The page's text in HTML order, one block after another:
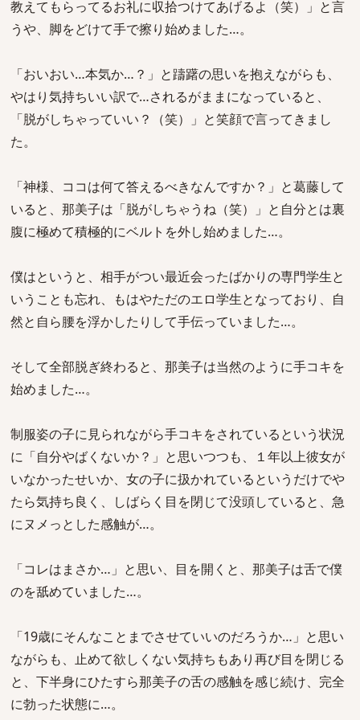
教えてもらってるお礼に収拾つけてあげるよ（笑）」と言
うや、脚をどけて手で擦り始めました…。
「おいおい…本気か…？」と躊躇の思いを抱えながらも、
やはり気持ちいい訳で…されるがままになっていると、
「脱がしちゃっていい？（笑）」と笑顔で言ってきまし
た。
「神様、ココは何て答えるべきなんですか？」と葛藤して
いると、那美子は「脱がしちゃうね（笑）」と自分とは裏
腹に極めて積極的にベルトを外し始めました…。
僕はというと、相手がつい最近会ったばかりの専門学生と
いうことも忘れ、もはやただのエロ学生となっており、自
然と自ら腰を浮かしたりして手伝っていました…。
そして全部脱ぎ終わると、那美子は当然のように手コキを
始めました…。
制服姿の子に見られながら手コキをされているという状況
に「自分やばくないか？」と思いつつも、１年以上彼女が
いなかったせいか、女の子に扱かれているというだけでや
たら気持ち良く、しばらく目を閉じて没頭していると、急
にヌメっとした感触が…。
「コレはまさか…」と思い、目を開くと、那美子は舌で僕
のを舐めていました…。
「19歳にそんなことまでさせていいのだろうか…」と思い
ながらも、止めて欲しくない気持ちもあり再び目を閉じる
と、下半身にひたすら那美子の舌の感触を感じ続け、完全
に勃った状態に…。